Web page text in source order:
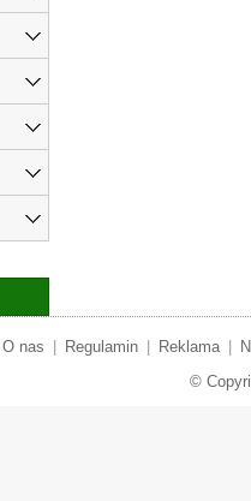
O nas Regulamin Reklama
©